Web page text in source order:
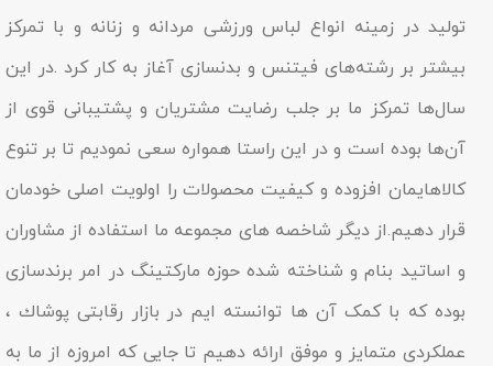
تولید در زمینه انواع لباس ورزشی مردانه و زنانه و با تمرکز
بیشتر بر رشته‌های فیتنس و بدنسازی آغاز به کار کرد .در این
سال‌ها تمرکز ما بر جلب رضایت مشتریان و پشتیبانی قوی از
آن‌ها بوده است و در این راستا همواره سعی نمودیم تا بر تنوع
کالاهایمان افزوده و کیفیت محصولات را اولویت اصلی خودمان
قرار دهیم.از دیگر شاخصه هاى مجموعه ما استفاده از مشاوران
و اساتید بنام و شناخته شده حوزه مارکتینگ در امر برندسازى
بوده که با کمک آن ها توانسته ایم در بازار رقابتى پوشاك ،
عملکردى متمایز و موفق ارائه دهیم تا جایى که امروزه از ما به